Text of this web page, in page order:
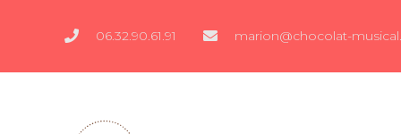
06.32.90.61.91 marion@chocolat-